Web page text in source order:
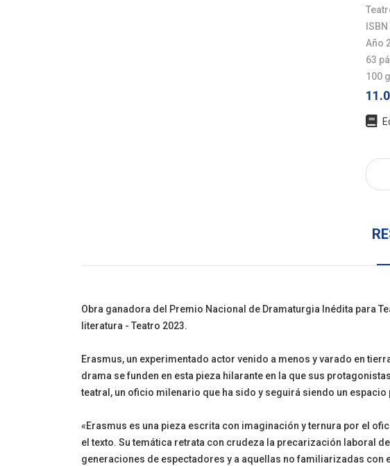
Año
63
100
Obra ganadora del Premio Nacional de Dramaturgia Inédita para
literatura - Teatro 2023.
Erasmus, un experimentado actor venido a menos y varado en
drama se funden en esta pieza hilarante en la que sus
teatral, un oficio milenario que ha sido y seguirá siendo un espacio
«Erasmus es una pieza escrita con imaginación y ternura por el
el texto. Su temática retrata con crudeza la precarización laboral
generaciones de espectadores y a aquellas no familiarizadas con